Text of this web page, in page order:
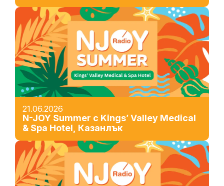
21.06.2026
N-JOY Summer с Kings’ Valley Medical
& Spa Hotel, Казанлък